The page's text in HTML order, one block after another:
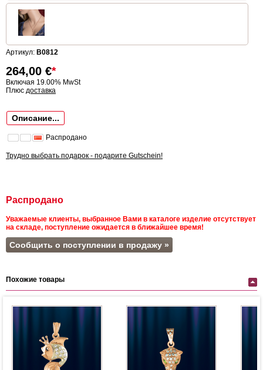
Артикул: B0812
264,00 €*
Включая 19.00% MwSt
Плюс доставка
Описание...
Распродано
Трудно выбрать подарок - подарите Gutschein!
Распродано
Уважаемые клиенты, выбранное Вами в каталоге изделие отсутствует
на складе, поступление ожидается в ближайшее время!
Сообщить о поступлении в продажу »
Похожие товары